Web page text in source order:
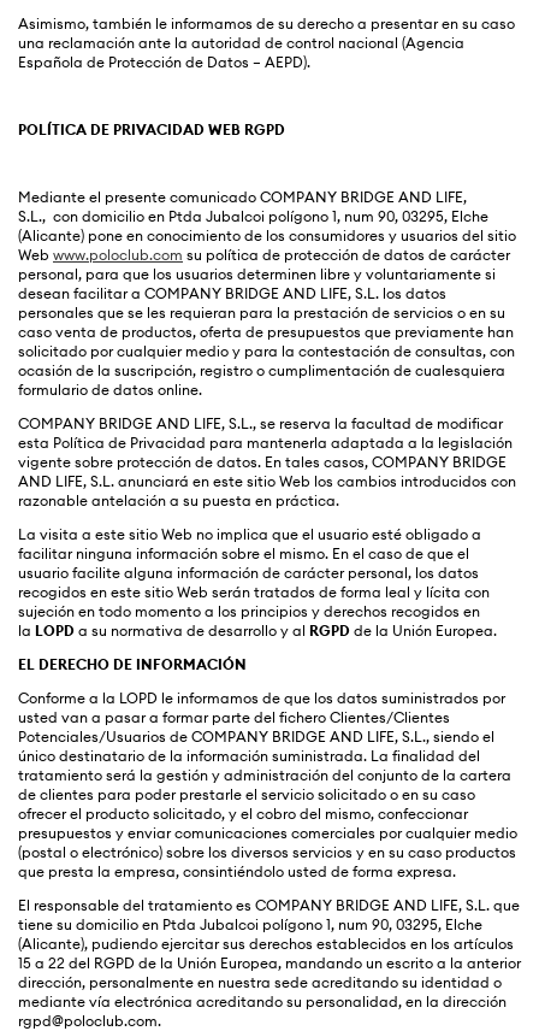
Asimismo, también le informamos de su derecho a presentar en su caso
una reclamación ante la autoridad de control nacional (Agencia
Española de Protección de Datos – AEPD).
POLÍTICA DE PRIVACIDAD WEB RGPD
Mediante el presente comunicado COMPANY BRIDGE AND LIFE,
S.L., con domicilio en Ptda Jubalcoi polígono 1, num 90, 03295, Elche
(Alicante) pone en conocimiento de los consumidores y usuarios del sitio
Web www.poloclub.com su política de protección de datos de carácter
personal, para que los usuarios determinen libre y voluntariamente si
desean facilitar a COMPANY BRIDGE AND LIFE, S.L. los datos
personales que se les requieran para la prestación de servicios o en su
caso venta de productos, oferta de presupuestos que previamente han
solicitado por cualquier medio y para la contestación de consultas, con
ocasión de la suscripción, registro o cumplimentación de cualesquiera
formulario de datos online.
COMPANY BRIDGE AND LIFE, S.L., se reserva la facultad de modificar
esta Política de Privacidad para mantenerla adaptada a la legislación
vigente sobre protección de datos. En tales casos, COMPANY BRIDGE
AND LIFE, S.L. anunciará en este sitio Web los cambios introducidos con
razonable antelación a su puesta en práctica.
La visita a este sitio Web no implica que el usuario esté obligado a
facilitar ninguna información sobre el mismo. En el caso de que el
usuario facilite alguna información de carácter personal, los datos
recogidos en este sitio Web serán tratados de forma leal y lícita con
sujeción en todo momento a los principios y derechos recogidos en
la LOPD a su normativa de desarrollo y al RGPD de la Unión Europea.
EL DERECHO DE INFORMACIÓN
Conforme a la LOPD le informamos de que los datos suministrados por
usted van a pasar a formar parte del fichero Clientes/Clientes
Potenciales/Usuarios de COMPANY BRIDGE AND LIFE, S.L., siendo el
único destinatario de la información suministrada. La finalidad del
tratamiento será la gestión y administración del conjunto de la cartera
de clientes para poder prestarle el servicio solicitado o en su caso
ofrecer el producto solicitado, y el cobro del mismo, confeccionar
presupuestos y enviar comunicaciones comerciales por cualquier medio
(postal o electrónico) sobre los diversos servicios y en su caso productos
que presta la empresa, consintiéndolo usted de forma expresa.
El responsable del tratamiento es COMPANY BRIDGE AND LIFE, S.L. que
tiene su domicilio en Ptda Jubalcoi polígono 1, num 90, 03295, Elche
(Alicante), pudiendo ejercitar sus derechos establecidos en los artículos
15 a 22 del RGPD de la Unión Europea, mandando un escrito a la anterior
dirección, personalmente en nuestra sede acreditando su identidad o
mediante vía electrónica acreditando su personalidad, en la dirección
rgpd@poloclub.com.